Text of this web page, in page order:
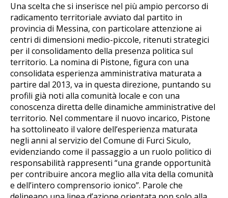
Una scelta che si inserisce nel più ampio percorso di
radicamento territoriale avviato dal partito in
provincia di Messina, con particolare attenzione ai
centri di dimensioni medio-piccole, ritenuti strategici
per il consolidamento della presenza politica sul
territorio. La nomina di Pistone, figura con una
consolidata esperienza amministrativa maturata a
partire dal 2013, va in questa direzione, puntando su
profili già noti alla comunità locale e con una
conoscenza diretta delle dinamiche amministrative del
territorio. Nel commentare il nuovo incarico, Pistone
ha sottolineato il valore dell’esperienza maturata
negli anni al servizio del Comune di Furci Siculo,
evidenziando come il passaggio a un ruolo politico di
responsabilità rappresenti “una grande opportunità
per contribuire ancora meglio alla vita della comunità
e dell’intero comprensorio ionico”. Parole che